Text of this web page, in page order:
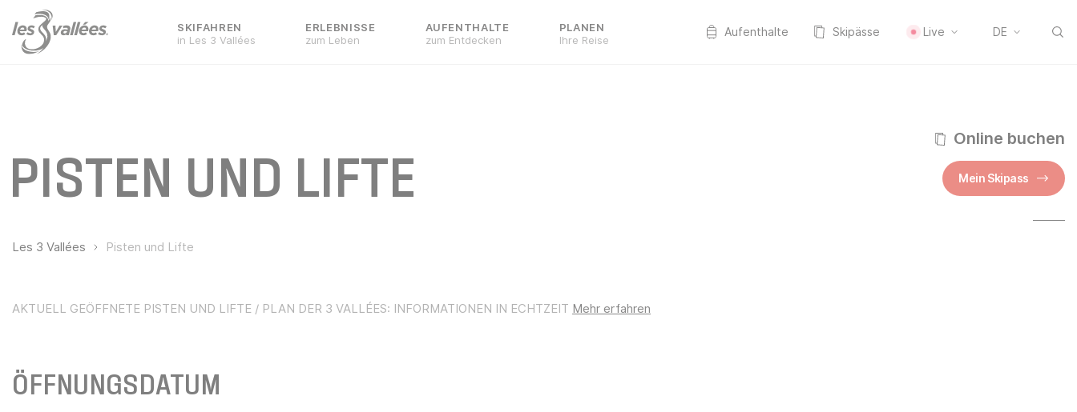
SKIFAHREN
in Les 3 Vallées
ERLEBNISSE
zum Leben
AUFENTHALTE
zum Entdecken
PLANEN
Ihre Reise
Aufenthalte Skipässe Live DE
PISTEN UND LIFTE
Online buchen
Mein Skipass
Les 3 Vallées Pisten und Lifte
AKTUELL GEÖFFNETE PISTEN UND LIFTE / PLAN DER 3 VALLÉES: INFORMATIONEN IN ECHTZEIT Mehr erfahren
ÖFFNUNGSDATUM